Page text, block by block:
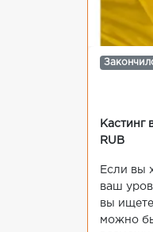
Кастинг
RUB
Если вы
ваш
вы
можно